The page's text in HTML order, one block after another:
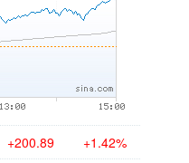
+200.89 +1.42%